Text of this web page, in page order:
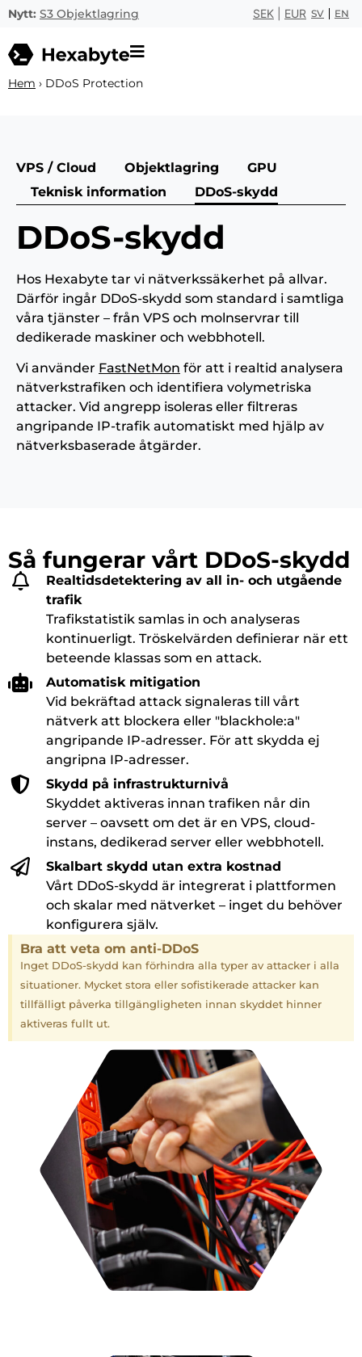
Nytt: S3 Objektlagring SEK EUR SV EN
Hem › DDoS Protection
VPS / Cloud Objektlagring
GPU
Teknisk information
DDoS-skydd
DDoS-skydd
Hos Hexabyte tar vi nätverkssäkerhet på allvar.
Därför ingår DDoS-skydd som standard i samtliga
våra tjänster – från VPS och molnservrar till
dedikerade maskiner och webbhotell.
Vi använder FastNetMon för att i realtid analysera
nätverkstrafiken och identifiera volymetriska
attacker. Vid angrepp isoleras eller filtreras
angripande IP-trafik automatiskt med hjälp av
nätverksbaserade åtgärder.
Så fungerar vårt DDoS-skydd
Realtidsdetektering av all in- och utgående
trafik
Trafikstatistik samlas in och analyseras
kontinuerligt. Tröskelvärden definierar när ett
beteende klassas som en attack.
Automatisk mitigation
Vid bekräftad attack signaleras till vårt
nätverk att blockera eller "blackhole:a"
angripande IP-adresser. För att skydda ej
angripna IP-adresser.
Skydd på infrastrukturnivå
Skyddet aktiveras innan trafiken når din
server – oavsett om det är en VPS, cloud-
instans, dedikerad server eller webbhotell.
Skalbart skydd utan extra kostnad
Vårt DDoS-skydd är integrerat i plattformen
och skalar med nätverket – inget du behöver
konfigurera själv.
Bra att veta om anti-DDoS
Inget DDoS-skydd kan förhindra alla typer av attacker i alla
situationer. Mycket stora eller sofistikerade attacker kan
tillfälligt påverka tillgängligheten innan skyddet hinner
aktiveras fullt ut.